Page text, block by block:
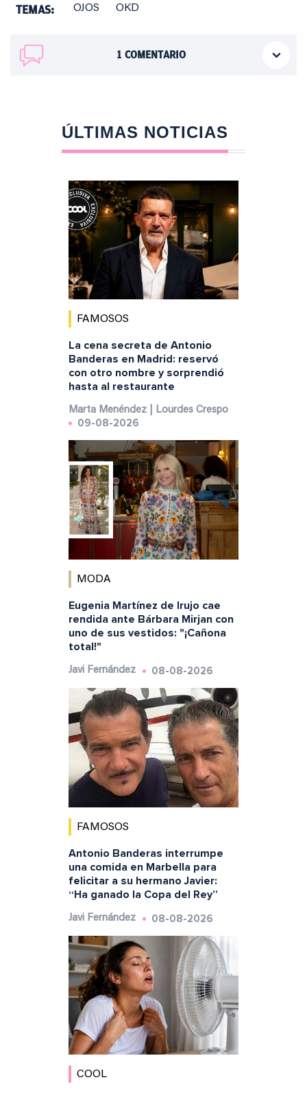
TEMAS: OJOS OKD
1 COMENTARIO
ÚLTIMAS NOTICIAS
FAMOSOS
La cena secreta de Antonio
Banderas en Madrid: reservó
con otro nombre y sorprendió
hasta al restaurante
Marta Menéndez | Lourdes Crespo
09-08-2026
MODA
Eugenia Martínez de Irujo cae
rendida ante Bárbara Mirjan con
uno de sus vestidos: "¡Cañona
total!"
Javi Fernández 08-08-2026
FAMOSOS
Antonio Banderas interrumpe
una comida en Marbella para
felicitar a su hermano Javier:
“Ha ganado la Copa del Rey”
Javi Fernández 08-08-2026
COOL